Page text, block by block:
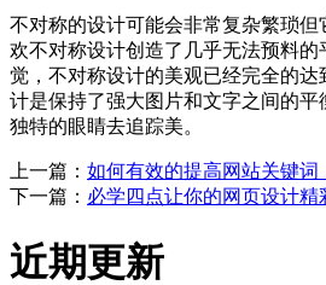
不对称的设计可能会非常复杂繁琐
欢不对称设计创造了几乎无法预料
觉，不对称设计的美观已经完全的
计是保持了强大图片和文字之间的
独特的眼睛去追踪美。
上一篇： 如何有效的提高网站关键词
下一篇： 必学四点让你的网页设计精
近期更新